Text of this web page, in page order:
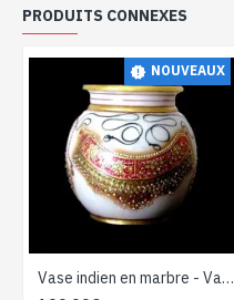
PRODUITS CONNEXES
NOUVEAUX
Vase indien en marbre - Vase Boule - Décoration indienne